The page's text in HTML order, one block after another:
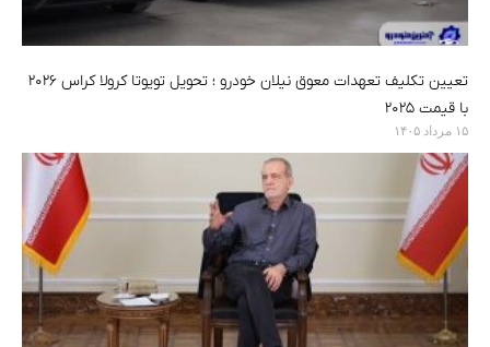
تعیین تکلیف تعهدات معوق نیلان خودرو ؛ تحویل تویوتا کرولا کراس ۲۰۲۶
با قیمت ۲۰۲۵
۱۵ مرداد ۱۴۰۵